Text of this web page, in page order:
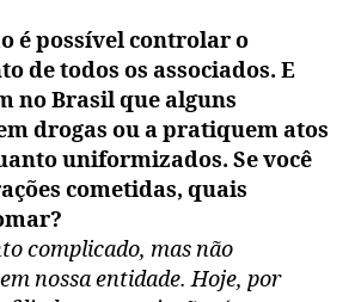
é possível controlar o
de todos os associados. E
no Brasil que alguns
drogas ou a pratiquem atos
uniformizados. Se você
cometidas, quais
complicado, mas não
nossa entidade. Hoje, por